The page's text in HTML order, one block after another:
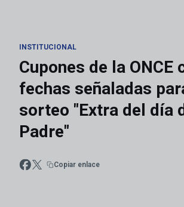
INSTITUCIONAL
Cupones de la ONCE
fechas señaladas
sorteo "Extra del día
Padre"
Copiar enlace